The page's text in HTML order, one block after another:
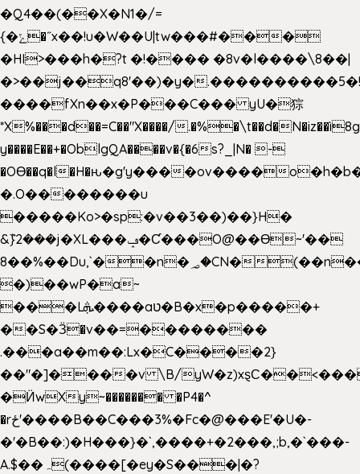
�Q4��(��X�N1�/=
{�ݻ�˝x��!u�W��U|tw���#���
�HI>���h�?t �!���� �8v�l����\8��|
�>��j��q8'��)�y�.����������5�!
����fXn��x�P���C��� yU�猔
*X%���d��=C��"X����/
y����E��+�OblgQA����v�{�6s?_|N� -
�OƟ��q�l�H�ԋ�g'y����ov����
�.O��������u
�����Ko>�sp:�v��3��)��}H�
&݉}2���j�XL���ݡ�Ƈ���O@��Ɵ~'��
8��%��Du,`��n�؃�CN�(��n��ւ���B�9��
�)��wP�a~
���Lܞ����aט�B�x�p�����+
��S�Ӟ�v��=��������
.���a��m��:Lx�C����2}
��"�]����v \B/
�ӤwXy~������� �P4�^
�rځ'����B��C���3%�Fc�@���E'�U�-
�'�B��:)�H���}�`,����+�2���,;b,�`���-
A.$��ہ(����[�ey�S���|�?